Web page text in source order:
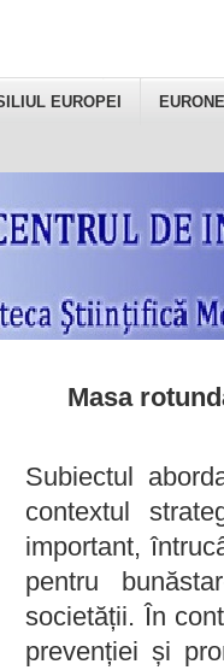
EUROPEI
Masa
Subiectul
contextul
important,
pentru
societății. În
prevenției și